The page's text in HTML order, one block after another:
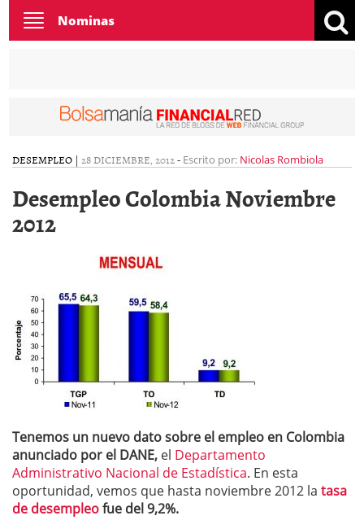
Toggle
navigation
Nominas
DESEMPLEO | 28 DICIEMBRE, 2012- Escrito por: Nicolas Rombiola
Desempleo Colombia Noviembre
2012
Tenemos un nuevo dato sobre el empleo en Colombia
anunciado por el DANE, el Departamento
Administrativo Nacional de Estadística. En esta
oportunidad, vemos que hasta noviembre 2012 la tasa
de desempleofue del 9,2%.